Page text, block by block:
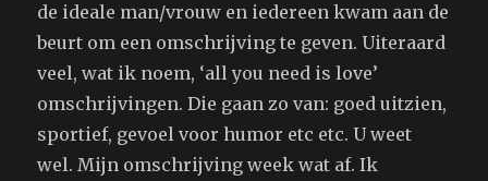
de ideale man/vrouw en iedereen kwam aan de
beurt om een omschrijving te geven. Uiteraard
veel, wat ik noem, ‘all you need is love’
omschrijvingen. Die gaan zo van: goed uitzien,
sportief, gevoel voor humor etc etc. U weet
wel. Mijn omschrijving week wat af. Ik